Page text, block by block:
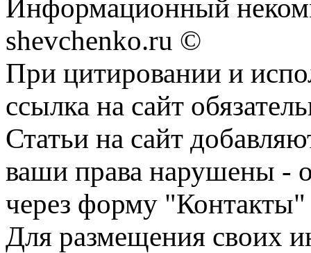
Информационный
shevchenko.ru ©
При цитировании и
ссылка на сайт
Статьи на сайт
ваши права нарушены -
через форму "Контакты"
Для размещения своих